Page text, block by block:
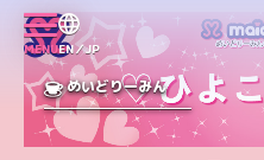
MENUEN／JP
めいどりーみん